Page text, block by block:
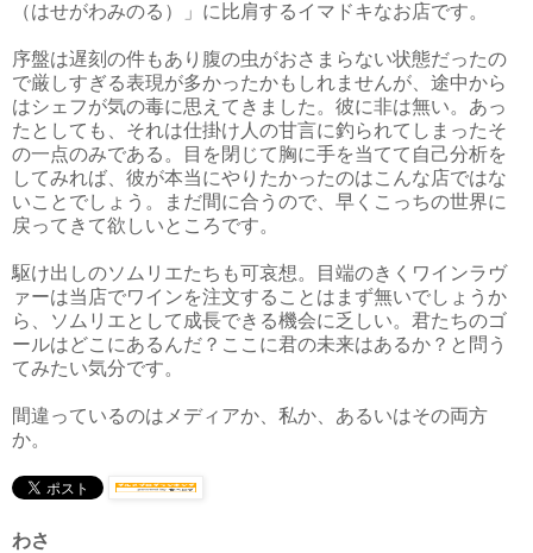
（はせがわみのる）」 に比肩するイマドキなお店です。
序盤は遅刻の件もあり腹の虫がおさまらない状態だったの
で厳しすぎる表現が多かったかもしれませんが、途中から
はシェフが気の毒に思えてきました。彼に非は無い。あっ
たとしても、それは仕掛け人の甘言に釣られてしまったそ
の一点のみである。目を閉じて胸に手を当てて自己分析を
してみれば、彼が本当にやりたかったのはこんな店ではな
いことでしょう。まだ間に合うので、早くこっちの世界に
戻ってきて欲しいところです。
駆け出しのソムリエたちも可哀想。目端のきくワインラヴ
ァーは当店でワインを注文することはまず無いでしょうか
ら、ソムリエとして成長できる機会に乏しい。君たちのゴ
ールはどこにあるんだ？ここに君の未来はあるか？と問う
てみたい気分です。
間違っているのはメディアか、私か、あるいはその両方
か。
わさ